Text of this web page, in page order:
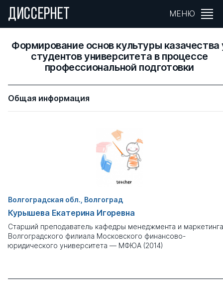
ДИССЕРНЕТ МЕНЮ
Формирование основ культуры казачества
студентов университета в процессе
профессиональной подготовки
Общая информация
Волгоградская обл., Волгоград
Курышева Екатерина Игоревна
Старший преподаватель кафедры менеджмента и маркетинга
Волгоградского филиала Московского финансово-
юридического университета — МФЮА (2014)